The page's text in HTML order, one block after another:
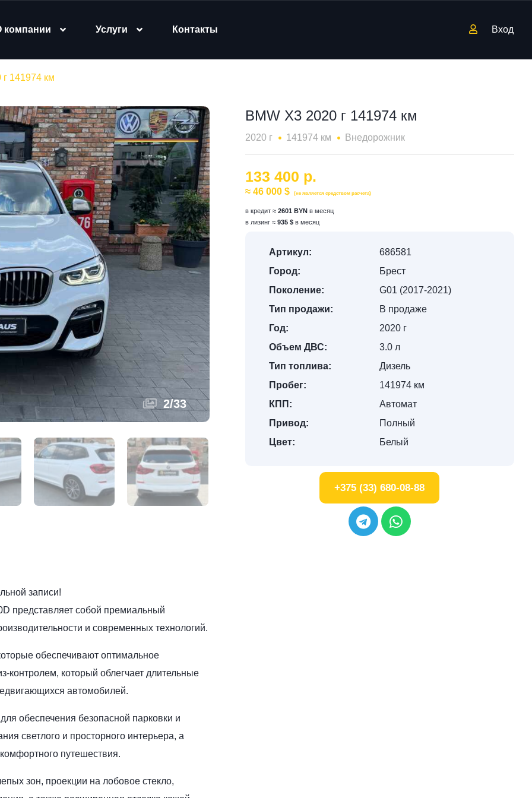
компании Услуги Контакты Вход
141974 км
2/33
записи!
представляет собой премиальный
и современных технологий.
обеспечивают оптимальное
который облегчает длительные
автомобилей.
обеспечения безопасной парковки и
светлого и просторного интерьера, а
путешествия.
зон, проекции на лобовое стекло,
BMW X3 2020 г 141974 км
2020 г 141974 км Внедорожник
133 400 р.
≈ 46 000 $ (не является средством расчета)
в кредит ≈ 2601 BYNв месяц
в лизинг ≈ 935 $в месяц
Артикул:
686581
Город:
Брест
Поколение:
G01 (2017-2021)
Тип продажи:
В продаже
Год:
2020 г
Объем ДВС:
3.0 л
Тип топлива:
Дизель
Пробег:
141974 км
КПП:
Автомат
Привод:
Полный
Цвет:
Белый
+375 (33) 680-08-88